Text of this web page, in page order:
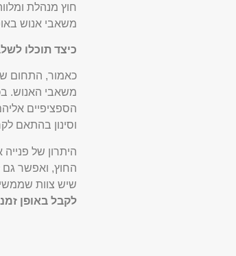
חוץ מנהלת
משאבי אנוש
כיצד תוכלו
כאמור, התחום
משאבי האנוש.
הספציפיים
וסינון בהתאם
היתרון של
החוץ, ואפשר
שיש צוות
לקבל באופן